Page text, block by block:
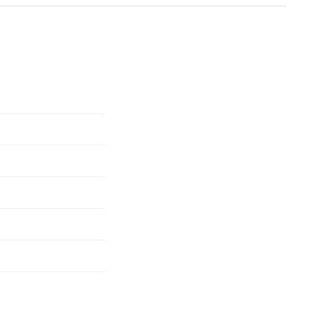
Assistant.
App – überall und